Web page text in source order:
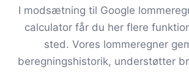
I modsætning til Google
calculator får du her flere
sted. Vores lommeregner
beregningshistorik, understøtter